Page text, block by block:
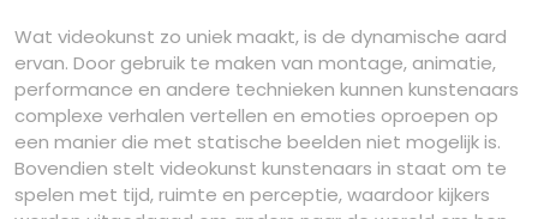
Wat videokunst zo uniek maakt, is de dynamische aard
ervan. Door gebruik te maken van montage, animatie,
performance en andere technieken kunnen kunstenaars
complexe verhalen vertellen en emoties oproepen op
een manier die met statische beelden niet mogelijk is.
Bovendien stelt videokunst kunstenaars in staat om te
spelen met tijd, ruimte en perceptie, waardoor kijkers